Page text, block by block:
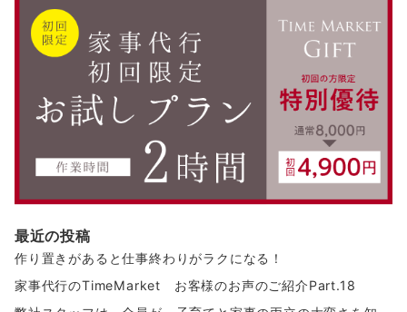
最近の投稿
作り置きがあると仕事終わりがラクになる！
家事代行のTimeMarket お客様のお声のご紹介Part.18